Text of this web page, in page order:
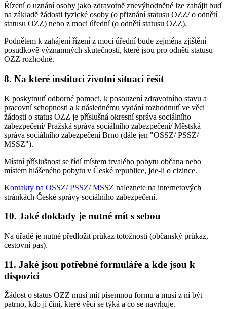
Řízení o uznání osoby jako zdravotně znevýhodněné lze zahájit buď
na základě žádosti fyzické osoby (o přiznání statusu OZZ/ o odnětí
statusu OZZ) nebo z moci úřední (o odnětí statusu OZZ).
Podnětem k zahájení řízení z moci úřední bude zejména zjištění
posudkově významných skutečností, které jsou pro odnětí statusu
OZZ rozhodné.
8. Na které instituci životní situaci řešit
K poskytnutí odborné pomoci, k posouzení zdravotního stavu a
pracovní schopnosti a k následnému vydání rozhodnutí ve věci
žádosti o status OZZ je příslušná okresní správa sociálního
zabezpečení/ Pražská správa sociálního zabezpečení/ Městská
správa sociálního zabezpečení Brno (dále jen "OSSZ/ PSSZ/
MSSZ").
Místní příslušnost se řídí místem trvalého pobytu občana nebo
místem hlášeného pobytu v České republice, jde-li o cizince.
Kontakty na OSSZ/ PSSZ/ MSSZ naleznete na internetových
stránkách České správy sociálního zabezpečení.
10. Jaké doklady je nutné mít s sebou
Na úřadě je nutné předložit průkaz totožnosti (občanský průkaz,
cestovní pas).
11. Jaké jsou potřebné formuláře a kde jsou k
dispozici
Žádost o status OZZ musí mít písemnou formu a musí z ní být
patrno, kdo ji činí, které věci se týká a co se navrhuje.